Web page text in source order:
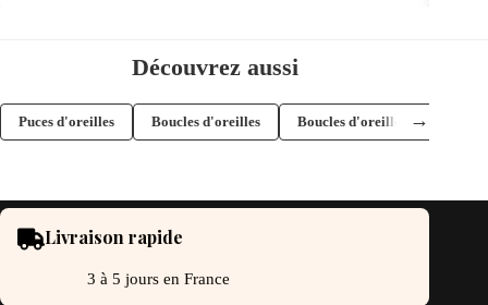
Découvrez aussi
Puces d'oreilles Boucles d'oreilles Boucles d'oreilles plaqué or
→
Livraison rapide
3 à 5 jours en France